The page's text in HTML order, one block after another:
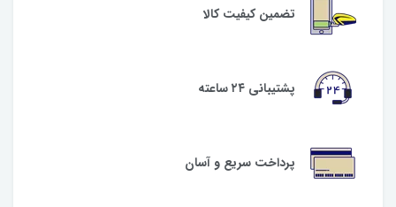
تضمین کیفیت کالا
پشتیبانی ۲۴ ساعته
پرداخت سریع و آسان